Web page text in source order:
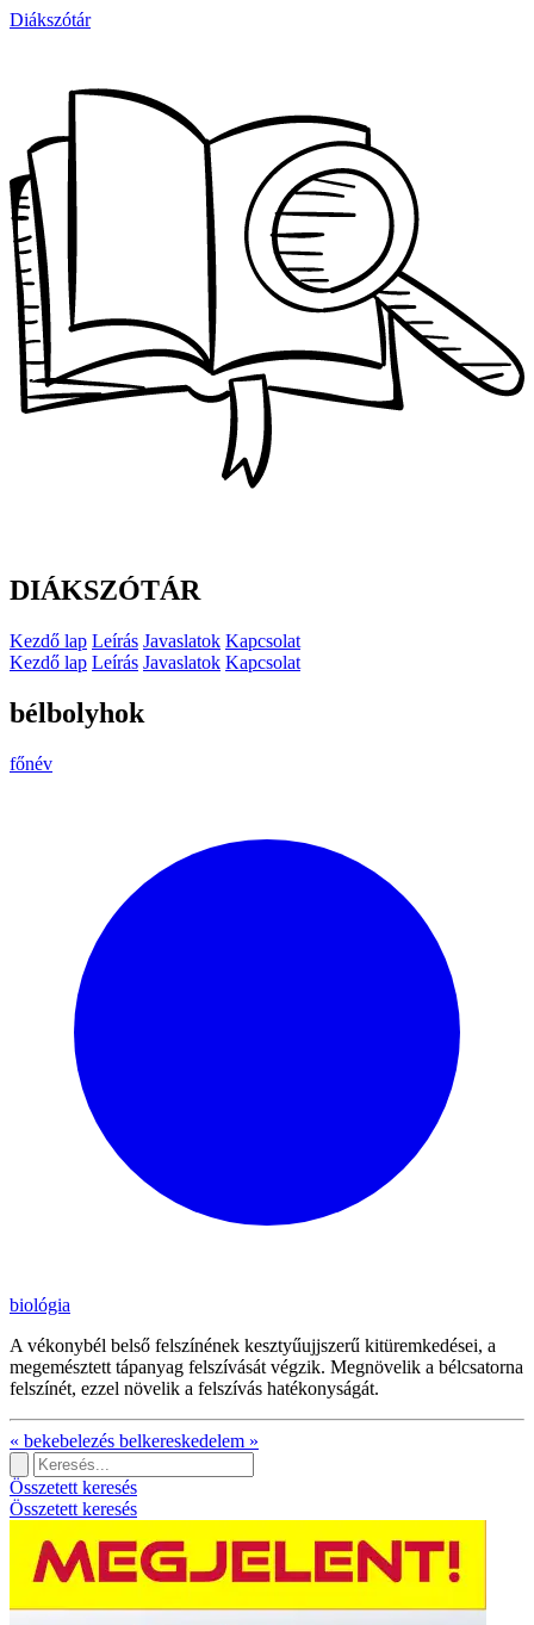
Diákszótár
DIÁKSZÓTÁR
Kezdő lap Leírás Javaslatok Kapcsolat
Kezdő lap Leírás Javaslatok Kapcsolat
bélbolyhok
főnév
biológia
A vékonybél belső felszínének kesztyűujjszerű kitüremkedései, a
megemésztett tápanyag felszívását végzik. Megnövelik a bélcsatorna
felszínét, ezzel növelik a felszívás hatékonyságát.
« bekebelezés belkereskedelem »
Összetett keresés
Összetett keresés